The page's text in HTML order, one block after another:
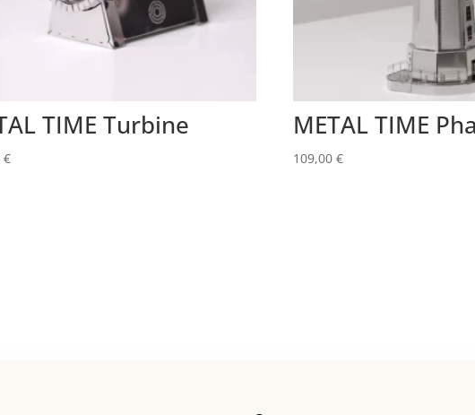
TIME Turbine
€
METAL TIME
109,00€